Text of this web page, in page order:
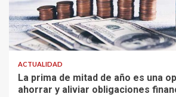
ACTUALIDAD
La prima de mitad de año es una
ahorrar y aliviar obligaciones